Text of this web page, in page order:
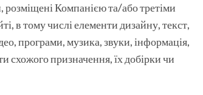
розміщені Компанією та/або третіми
в тому числі елементи дизайну, текст,
програми, музика, звуки, інформація,
схожого призначення, їх добірки чи